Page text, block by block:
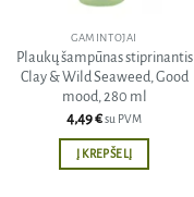
GAMINTOJAI
Plaukų šampūnas stiprinantis
Clay & Wild Seaweed, Good
mood, 280 ml
4,49€su PVM
Į KREPŠELĮ